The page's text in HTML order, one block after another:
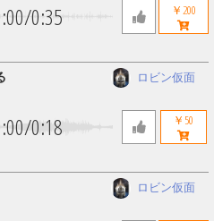
/0:35 ￥200
/0:18
ロビン仮面
￥50
ロビン仮面